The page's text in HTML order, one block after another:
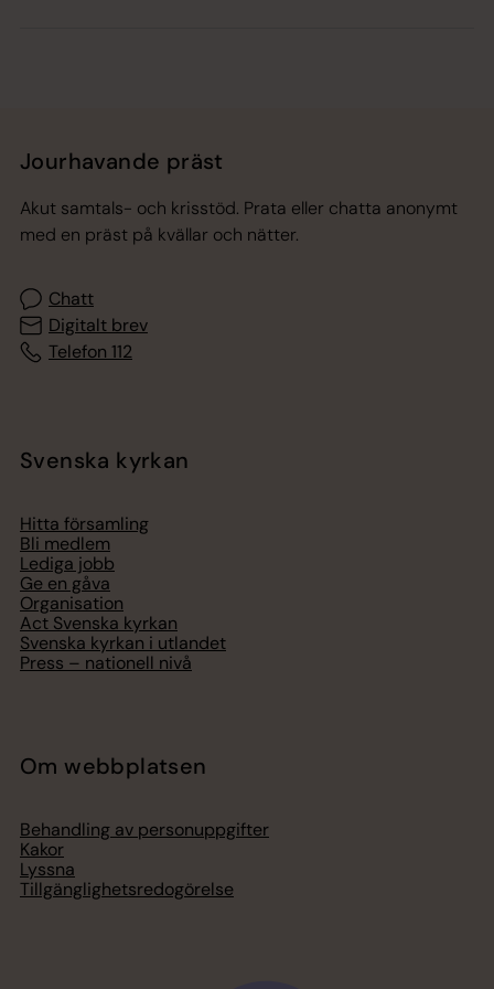
Jourhavande präst
Akut samtals- och krisstöd. Prata eller chatta anonymt
med en präst på kvällar och nätter.
Chatt
Digitalt brev
Telefon 112
Svenska kyrkan
Hitta församling
Bli medlem
Lediga jobb
Ge en gåva
Organisation
Act Svenska kyrkan
Svenska kyrkan i utlandet
Press – nationell nivå
Om webbplatsen
Behandling av personuppgifter
Kakor
Lyssna
Tillgänglighetsredogörelse